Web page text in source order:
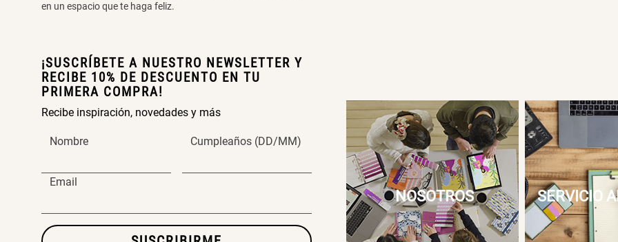
en un espacio que te haga feliz.
¡SUSCRÍBETE A NUESTRO NEWSLETTER Y
RECIBE 10% DE DESCUENTO EN TU
PRIMERA COMPRA!
Recibe inspiración, novedades y más
Nombre Cumpleaños (DD/MM)
Email
NOSOTROS SERVICIO